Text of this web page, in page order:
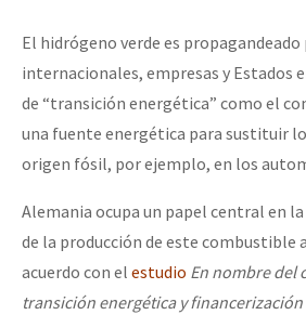
El hidrógeno verde es
internacionales, empresas y Estados
de “transición energética” como el
una fuente energética para sustituir
origen fósil, por ejemplo, en los
Alemania ocupa un papel central en
de la producción de este combustible
acuerdo con el estudio En nombre del
transición energética y